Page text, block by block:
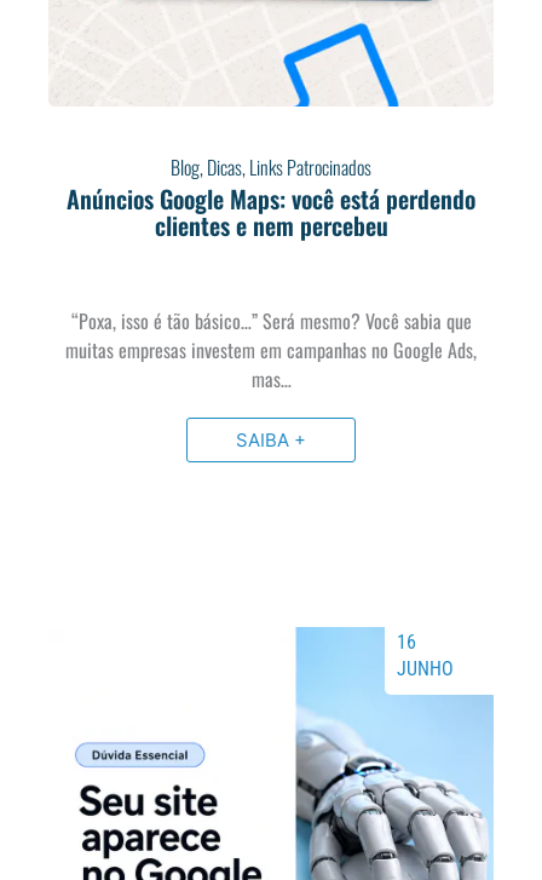
Blog,Dicas,Links Patrocinados
Anúncios Google Maps: você está perdendo
clientes e nem percebeu
“Poxa, isso é tão básico…” Será mesmo? Você sabia que
muitas empresas investem em campanhas no Google Ads,
mas…
SAIBA +
16
JUNHO